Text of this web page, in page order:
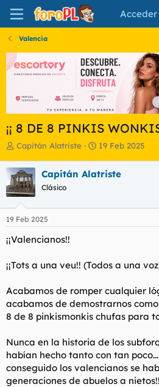
Acceder
Valencia
¡¡ 8 DE 8 PINKIS
I
i
c
i
a
d
o
d
l
e
a
Capitán Alatriste
F
h
e
i
19 Feb 2025
Capitán Alatriste
Clásico
19 Feb 2025
¡¡Valencianos!!
¡¡Tots a una veu!! (Todos a una
Acabamos de romper cualquier
acabamos de demostrarnos
8 de 8 pinkismonkis chufas para
Nunca en la historia de los
habían hecho tanto con tan
conseguido los valencianos se
generaciones de abuelos a nietos!!